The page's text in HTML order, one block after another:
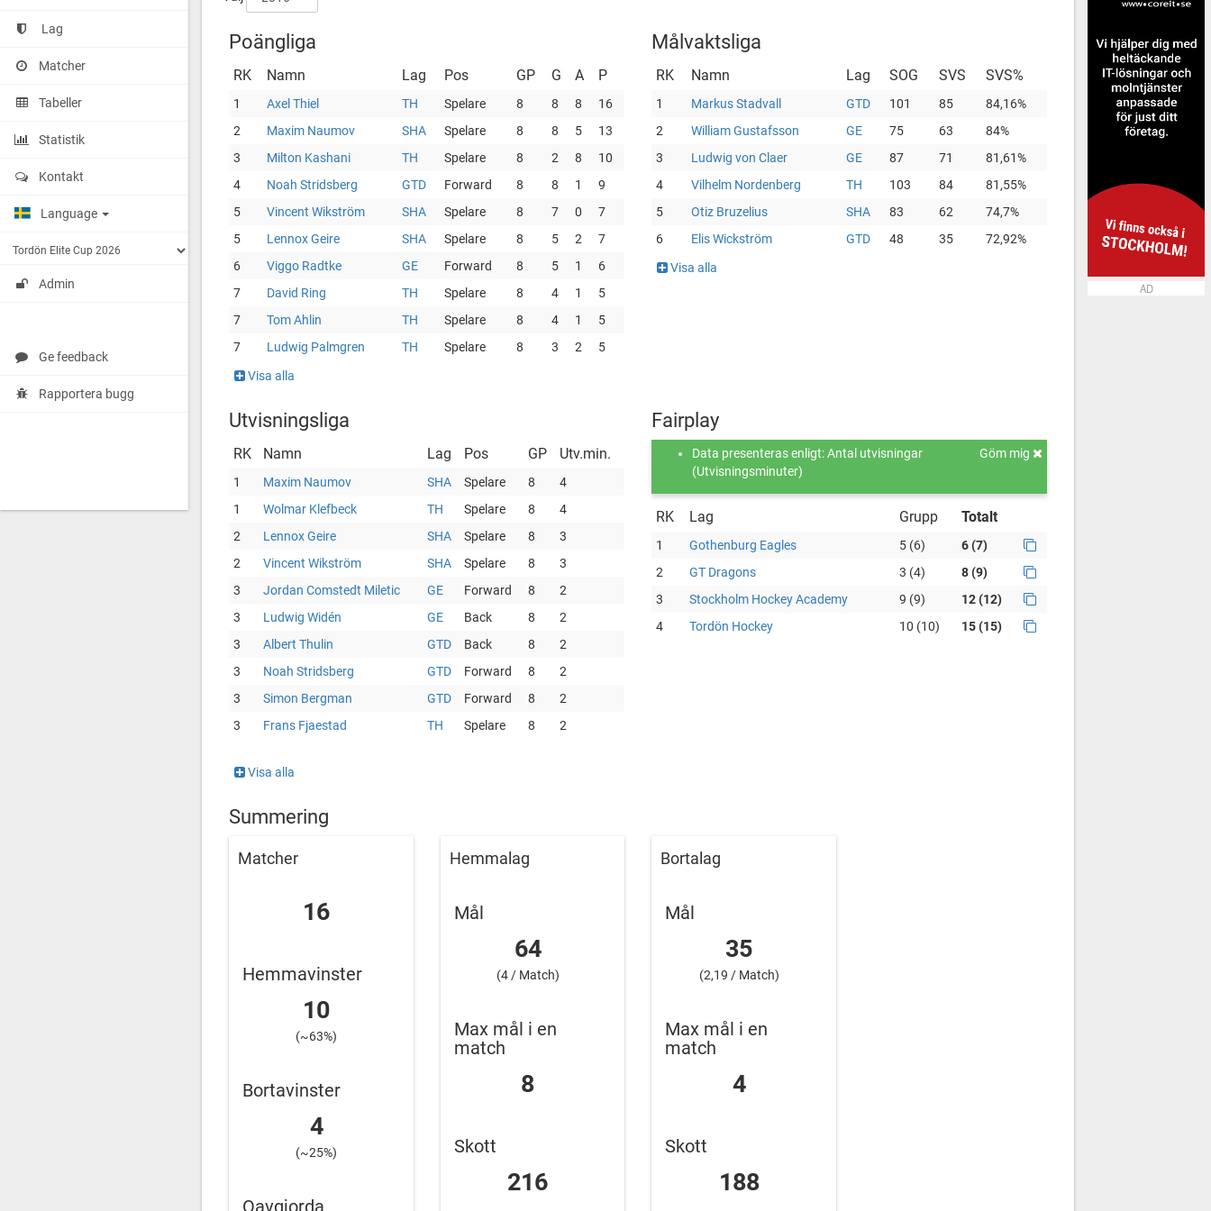
Lag
Matcher
Tabeller
Statistik
Kontakt
Language
Admin
Ge feedback
Rapportera bugg
Poängliga
RK Namn Lag Pos GP G A P
1 Axel Thiel TH Spelare 8 8 8
16
2
Maxim Naumov SHA Spelare 8 8 5
13
3
Milton Kashani TH Spelare 8 2 8
10
4
Noah Stridsberg GTD Forward 8 8 1
9
5
Vincent Wikström SHA Spelare 8 7 0
7
5
Lennox Geire SHA Spelare 8 5 2
7
6
Viggo Radtke GE Forward 8 5 1
6
7
David Ring TH Spelare 8 4 1
5
7
Tom Ahlin TH Spelare 8 4 1
5
7
Ludwig Palmgren TH Spelare 8 3 2
5
Visa alla
Målvaktsliga
RK Namn Lag SOG SVS SVS%
1 Markus Stadvall GTD 101 85
84,16%
2
William Gustafsson GE 75 63
84%
3
Ludwig von Claer GE 87 71
81,61%
4
Vilhelm Nordenberg TH 103 84
81,55%
5
Otiz Bruzelius SHA 83 62
74,7%
6
Elis Wickström GTD 48 35
72,92%
Visa alla
Utvisningsliga
RK Namn Lag Pos GP Utv.min.
1 Maxim Naumov SHA Spelare 8
4
1
Wolmar Klefbeck TH Spelare 8
4
2
Lennox Geire SHA Spelare 8
3
2
Vincent Wikström SHA Spelare 8
3
3
Jordan Comstedt Miletic GE Forward 8
2
3
Ludwig Widén GE Back 8
2
3
Albert Thulin GTD Back 8
2
3
Noah Stridsberg GTD Forward 8
2
3
Simon Bergman GTD Forward 8
2
3
Frans Fjaestad TH Spelare 8 2
Visa alla
Fairplay
Göm mig
Data presenteras enligt: Antal utvisningar
(Utvisningsminuter)
RK Lag Grupp Totalt
1 Gothenburg Eagles 5 (6)
6 (7)
2
GT Dragons 3 (4)
8 (9)
3
Stockholm Hockey Academy 9 (9)
12 (12)
4
Tordön Hockey 10 (10) 15 (15)
Summering
Matcher
16
Hemmavinster
10
(~63%)
Bortavinster
4
(~25%)
Hemmalag
Mål
64
(4 / Match)
Max mål i en
match
8
Skott
216
Bortalag
Mål
35
(2,19 / Match)
Max mål i en
match
4
Skott
188
AD